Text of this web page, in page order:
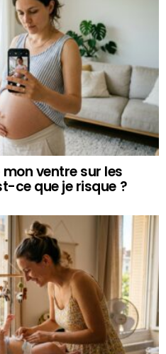
ventre sur les
ce que je risque ?